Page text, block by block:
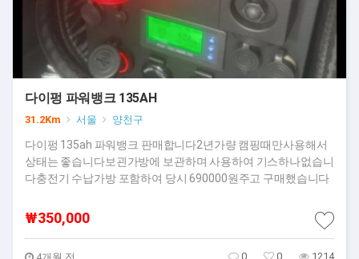
다이펑 파워뱅크 135AH
31.2Km 서울 양천구
다이펑 135ah 파워뱅크 판매합니다2년가량 캠핑때만사용해서
상태는 좋습니다보괸가방에 보관하며 사용하여 기스하나없습니
다충전기 수납가방 포함하여 당시 690000원주고 구매했습니다
₩350,000
0 0 1214